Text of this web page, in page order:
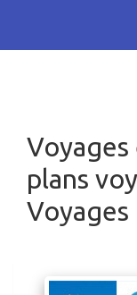
plans
Voyages